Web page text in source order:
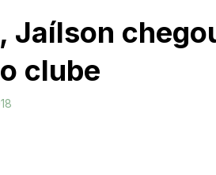
Jaílson
clube